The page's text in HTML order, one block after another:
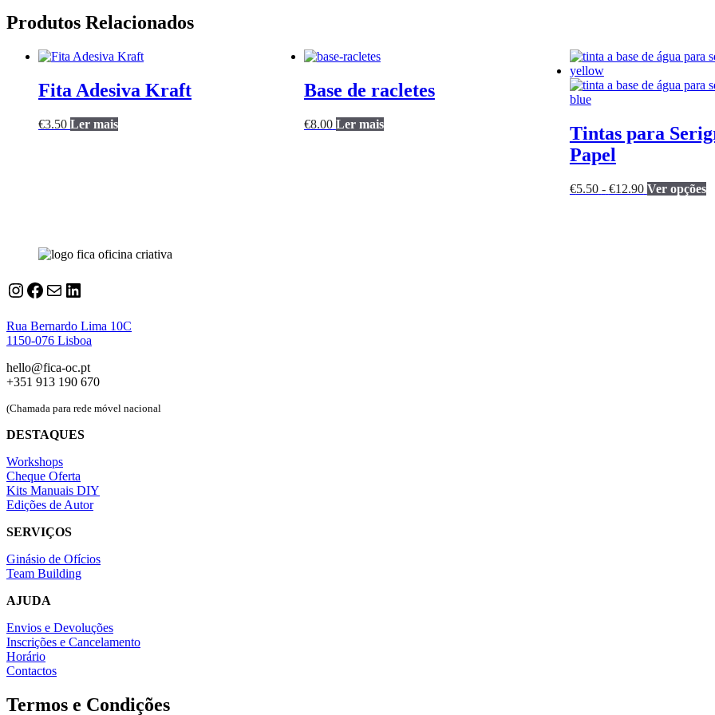
Produtos Relacionados
Fita Adesiva Kraft
€3.50 Ler mais
Base de racletes
€8.00 Ler mais
Tintas para
Papel
€5.50 - €12.90Gama
Ver opções
Instagram
Facebook
Correio
LinkedIn
Rua Bernardo Lima 10C
1150-076 Lisboa
hello@fica-oc.pt
+351 913 190 670
(Chamada para rede móvel nacional
DESTAQUES
Workshops
Cheque Oferta
Kits Manuais DIY
Edições de Autor
SERVIÇOS
Ginásio de Ofícios
Team Building
AJUDA
Envios e Devoluções
Inscrições e Cancelamento
Horário
Contactos
Termos e Condições